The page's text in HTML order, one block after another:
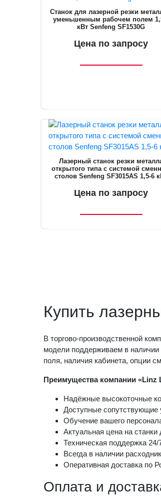
Станок для лазерной резки
уменьшенным рабочем полем
кВт Senfeng SF1530G
Цена по запросу
Лазерный станок резки
открытого типа c системой
столов Senfeng SF3015AS 1,5-6
Цена по запросу
Купить
В торгово-производственной
модели поддерживаем в наличии
поля, наличия кабинета, опции
Преимущества компании «Linz
Надёжные высокоточные
Доступные сопутствующие
Обучение вашего
Актуальная цена на станки
Техническая поддержка 24/
Всегда в наличии
Оперативная доставка по
Оплата и